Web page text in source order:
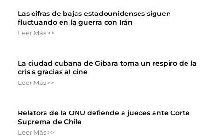
Las cifras de bajas estadounidenses siguen
fluctuando en la guerra con Irán
Leer Más >>
La ciudad cubana de Gibara toma un respiro de la
crisis gracias al cine
Leer Más >>
Relatora de la ONU defiende a jueces ante Corte
Suprema de Chile
Leer Más >>